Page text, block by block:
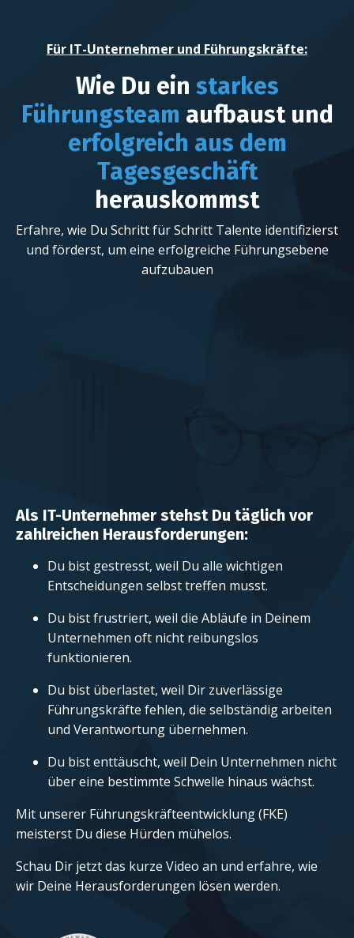
Für IT-Unternehmer und Führungskräfte:
Wie Du ein starkes
Führungsteam aufbaust und
erfolgreich aus dem
Tagesgeschäft
herauskommst
Erfahre, wie Du Schritt für Schritt Talente identifizierst
und förderst, um eine erfolgreiche Führungsebene
aufzubauen
Als IT-Unternehmer stehst Du täglich vor
zahlreichen Herausforderungen:
Du bist gestresst, weil Du alle wichtigen
Entscheidungen selbst treffen musst.
Du bist frustriert, weil die Abläufe in Deinem
Unternehmen oft nicht reibungslos
funktionieren.
Du bist überlastet, weil Dir zuverlässige
Führungskräfte fehlen, die selbständig arbeiten
und Verantwortung übernehmen.
Du bist enttäuscht, weil Dein Unternehmen nicht
über eine bestimmte Schwelle hinaus wächst.
Mit unserer Führungskräfteentwicklung (FKE)
meisterst Du diese Hürden mühelos.
Schau Dir jetzt das kurze Video an und erfahre, wie
wir Deine Herausforderungen lösen werden.